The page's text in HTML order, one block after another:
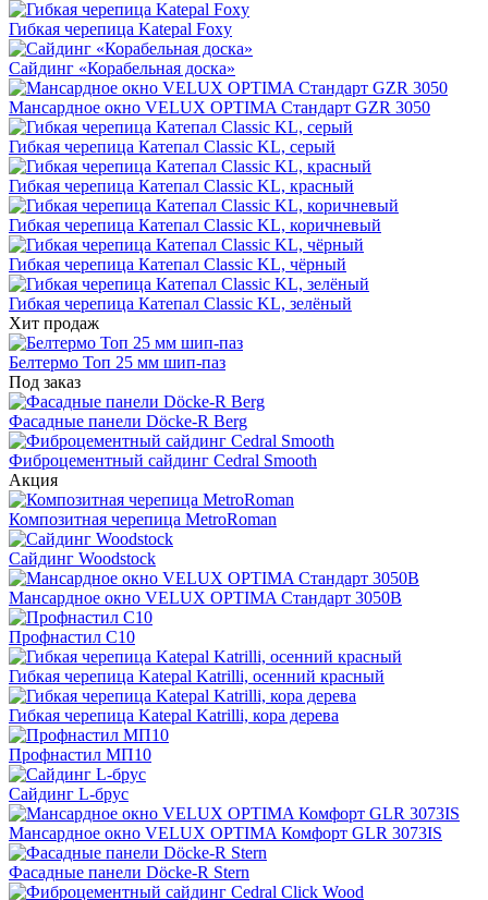
Гибкая черепица Katepal Foxy
Сайдинг «Корабельная доска»
Мансардное окно VELUX OPTIMA Стандарт GZR 3050
Гибкая черепица Катепал Classic KL, серый
Гибкая черепица Катепал Classic KL, красный
Гибкая черепица Катепал Classic KL, коричневый
Гибкая черепица Катепал Classic KL, чёрный
Гибкая черепица Катепал Classic KL, зелёный
Хит продаж
Белтермо Топ 25 мм шип-паз
Под заказ
Фасадные панели Döcke-R Berg
Фиброцементный сайдинг Cedral Smooth
Акция
Композитная черепица MetroRoman
Cайдинг Woodstock
Мансардное окно VELUX OPTIMA Стандарт 3050B
Профнастил С10
Гибкая черепица Katepal Katrilli, осенний красный
Гибкая черепица Katepal Katrilli, кора дерева
Профнастил МП10
Сайдинг L-брус
Мансардное окно VELUX OPTIMA Комфорт GLR 3073IS
Фасадные панели Döcke-R Stern